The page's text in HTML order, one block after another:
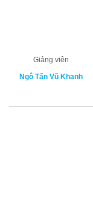
Giảng viên
Ngô Tấn Vũ Khanh